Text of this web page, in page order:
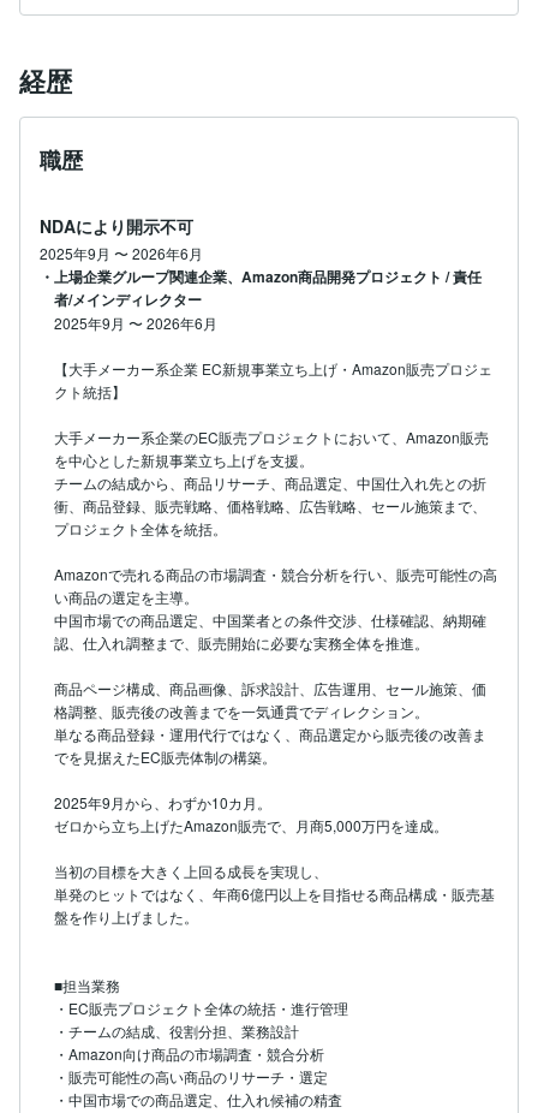
経歴
職歴
NDAにより開示不可
2025年9月 〜2026年6月
・上場企業グループ関連企業、Amazon商品開発プロジェクト / 責任
者/メインディレクター
2025年9月 〜2026年6月
【大手メーカー系企業 EC新規事業立ち上げ・Amazon販売プロジェ
クト統括】
大手メーカー系企業のEC販売プロジェクトにおいて、Amazon販売
を中心とした新規事業立ち上げを支援。
チームの結成から、商品リサーチ、商品選定、中国仕入れ先との折
衝、商品登録、販売戦略、価格戦略、広告戦略、セール施策まで、
プロジェクト全体を統括。
Amazonで売れる商品の市場調査・競合分析を行い、販売可能性の高
い商品の選定を主導。
中国市場での商品選定、中国業者との条件交渉、仕様確認、納期確
認、仕入れ調整まで、販売開始に必要な実務全体を推進。
商品ページ構成、商品画像、訴求設計、広告運用、セール施策、価
格調整、販売後の改善までを一気通貫でディレクション。
単なる商品登録・運用代行ではなく、商品選定から販売後の改善ま
でを見据えたEC販売体制の構築。
2025年9月から、わずか10カ月。
ゼロから立ち上げたAmazon販売で、月商5,000万円を達成。
当初の目標を大きく上回る成長を実現し、
単発のヒットではなく、年商6億円以上を目指せる商品構成・販売基
盤を作り上げました。
■担当業務
・EC販売プロジェクト全体の統括・進行管理
・チームの結成、役割分担、業務設計
・Amazon向け商品の市場調査・競合分析
・販売可能性の高い商品のリサーチ・選定
・中国市場での商品選定、仕入れ候補の精査